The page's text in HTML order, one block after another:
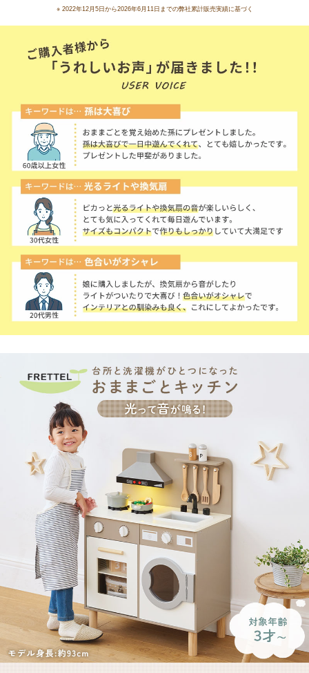
※ 2022年12月5日から2026年6月11日までの弊社累計販売実績に基づく